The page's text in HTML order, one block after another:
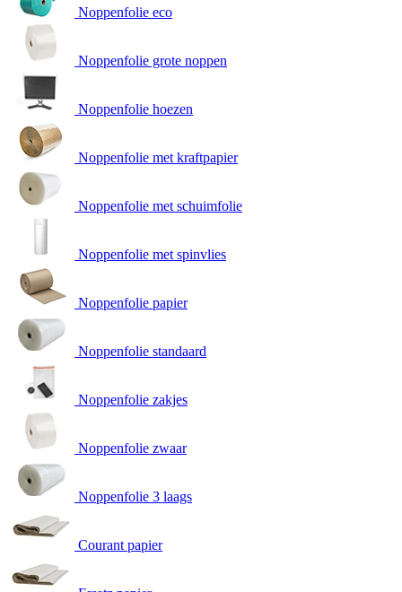
Noppenfolie eco
Noppenfolie grote noppen
Noppenfolie hoezen
Noppenfolie met kraftpapier
Noppenfolie met schuimfolie
Noppenfolie met spinvlies
Noppenfolie papier
Noppenfolie standaard
Noppenfolie zakjes
Noppenfolie zwaar
Noppenfolie 3 laags
Courant papier